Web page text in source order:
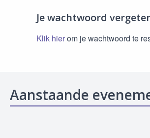
Je wachtwoord
Klik hierom je wachtwoord te
Aanstaande